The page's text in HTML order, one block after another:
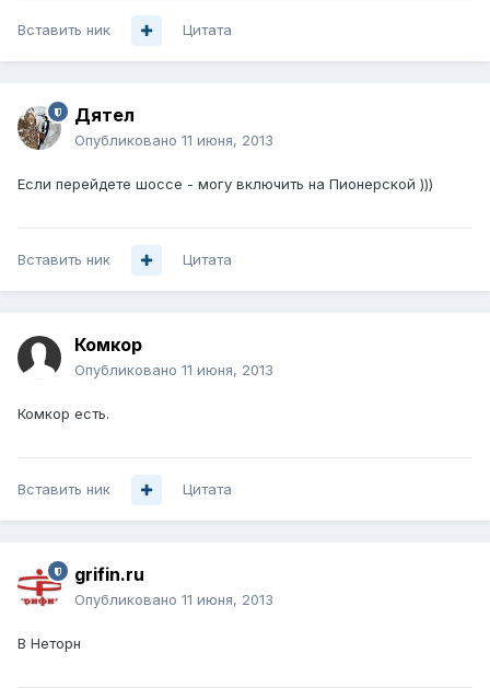
Вставить ник Цитата
Дятел
Опубликовано 11 июня, 2013
Если перейдете шоссе - могу включить на Пионерской )))
Вставить ник Цитата
Комкор
Опубликовано 11 июня, 2013
Комкор есть.
Вставить ник Цитата
grifin.ru
Опубликовано 11 июня, 2013
В Неторн